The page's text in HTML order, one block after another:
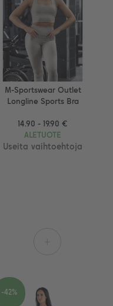
M-Sportswear Outlet
Longline Sports Bra
14.90 - 19.90 €
ALETUOTE
Useita vaihtoehtoja
-42%